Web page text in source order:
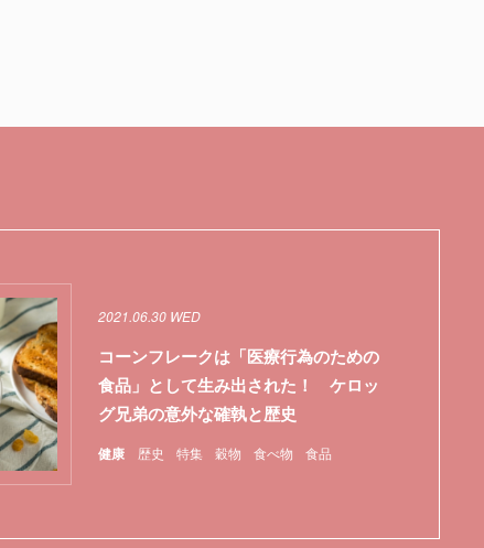
健康 歴史 特集 穀物 食べ物 食品
2021.06.30 WED
コーンフレークは「医療行為のための
食品」として生み出された！ ケロッ
グ兄弟の意外な確執と歴史